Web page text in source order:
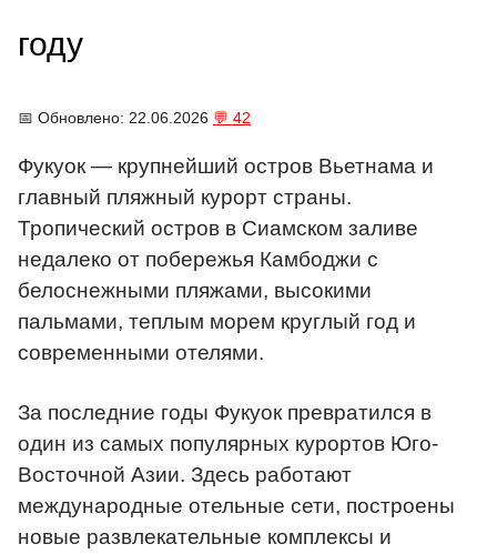
году
📅 Обновлено: 22.06.2026 💬 42
Фукуок — крупнейший остров Вьетнама и
главный пляжный курорт страны.
Тропический остров в Сиамском заливе
недалеко от побережья Камбоджи с
белоснежными пляжами, высокими
пальмами, теплым морем круглый год и
современными отелями.
За последние годы Фукуок превратился в
один из самых популярных курортов Юго-
Восточной Азии. Здесь работают
международные отельные сети, построены
новые развлекательные комплексы и